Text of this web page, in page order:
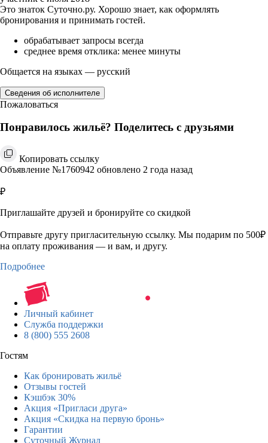
Это знаток Суточно.ру. Хорошо знает, как оформлять
бронирования и принимать гостей.
обрабатывает запросы всегда
среднее время отклика: менее минуты
Общается на языках — русский
Сведения об исполнителе
Пожаловаться
Понравилось жильё? Поделитесь с друзьями
Копировать ссылку
Объявление №1760942 обновлено 2 года назад
₽
Приглашайте друзей и бронируйте со скидкой
Отправьте другу пригласительную ссылку. Мы подарим по 500₽
на оплату проживания — и вам, и другу.
Подробнее
Личный кабинет
Служба поддержки
8 (800) 555 2608
Гостям
Как бронировать жильё
Отзывы гостей
Кэшбэк 30%
Акция «Пригласи друга»
Акция «Скидка на первую бронь»
Гарантии
Суточный Журнал